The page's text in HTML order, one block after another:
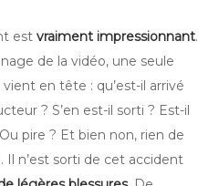
est vraiment impressionnant.
de la vidéo, une seule
en tête : qu’est-il arrivé
? S’en est-il sorti ? Est-il
pire ? Et bien non, rien de
Il n’est sorti de cet accident